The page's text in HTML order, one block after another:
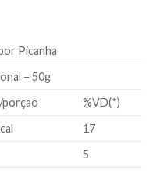
Picanha
– 50g
%VD(*)
17
5